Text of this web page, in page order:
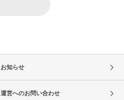
お知らせ
運営へのお問い合わせ